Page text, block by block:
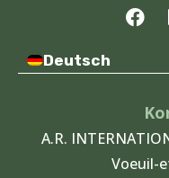
F
a
e
o
k
Deutsch
A.R.
Voeuil-